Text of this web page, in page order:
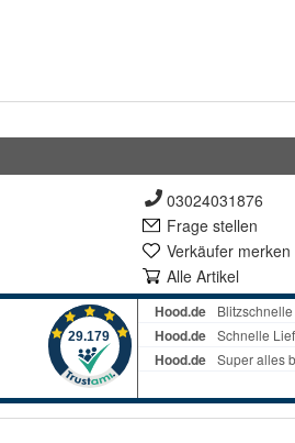
03024031876
Frage stellen
Verkäufer merken
Alle Artikel